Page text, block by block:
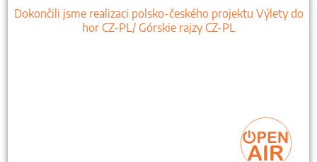
Dokončili jsme realizaci polsko-českého projektu Výlety do
hor CZ-PL/ Górskie rajzy CZ-PL